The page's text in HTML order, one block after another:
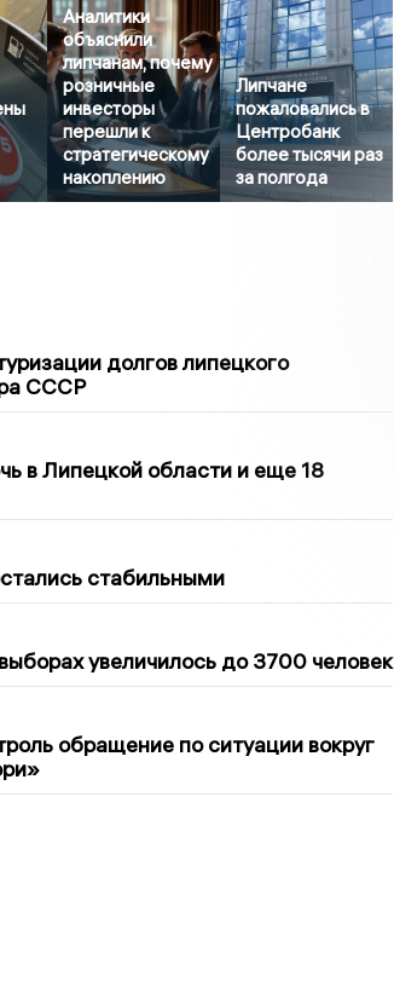
Аналитики
объяснили
липчанам, почему
розничные
инвесторы
перешли к
стратегическому
накоплению
Липчане
пожаловались в
Центробанк
более тысячи раз
за полгода
долгов липецкого
СССР
в Липецкой области и еще 18
стабильными
увеличилось до 3700 человек
обращение по ситуации вокруг